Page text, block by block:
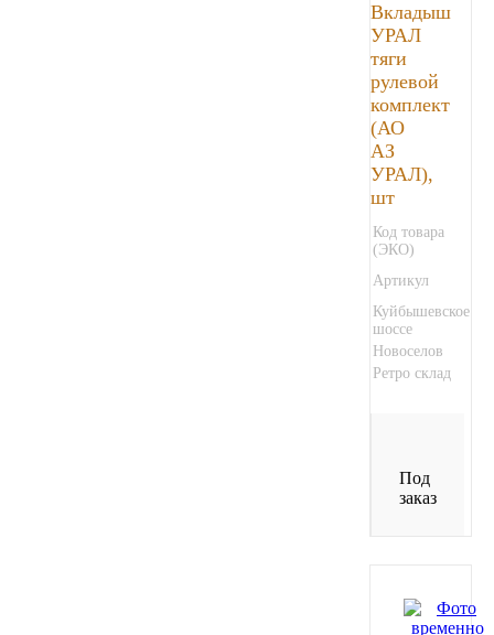
Вкладыш
УРАЛ
тяги
рулевой
комплект
(АО
АЗ
УРАЛ),
шт
Код товара
(ЭКО)
Артикул
Куйбышевское
шоссе
Новоселов
Ретро склад
Под
заказ